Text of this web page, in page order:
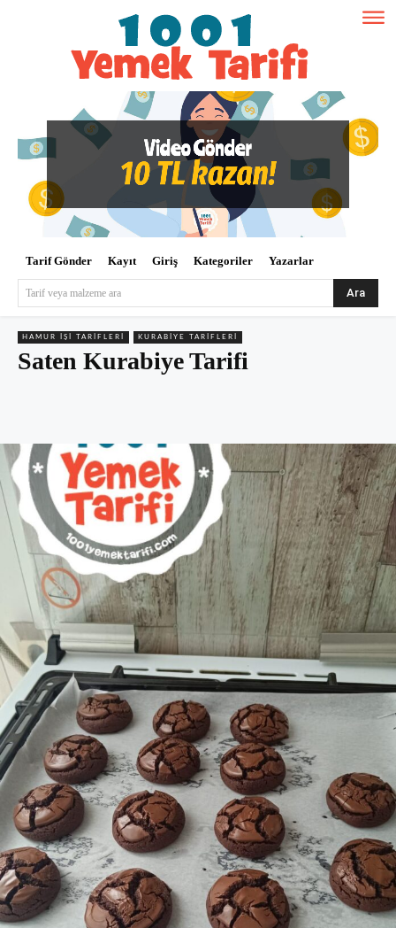
Tarif Gönder Kayıt Giriş Kategoriler Yazarlar
Tarif veya malzeme ara Ara
HAMUR İŞI TARIFLERI KURABIYE TARIFLERI
Saten Kurabiye Tarifi